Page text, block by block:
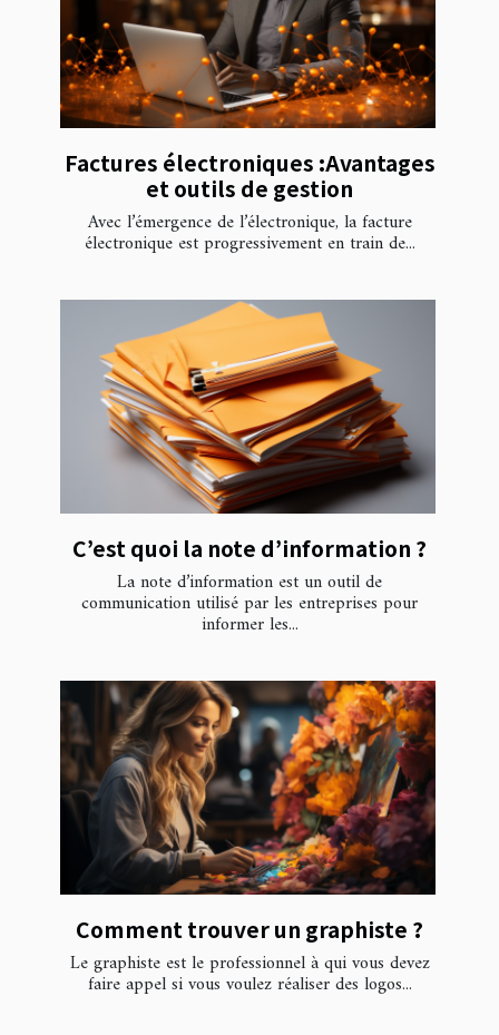
Factures électroniques :Avantages
et outils de gestion
Avec l’émergence de l’électronique, la facture
électronique est progressivement en train de...
C’est quoi la note d’information ?
La note d’information est un outil de
communication utilisé par les entreprises pour
informer les...
Comment trouver un graphiste ?
Le graphiste est le professionnel à qui vous devez
faire appel si vous voulez réaliser des logos...